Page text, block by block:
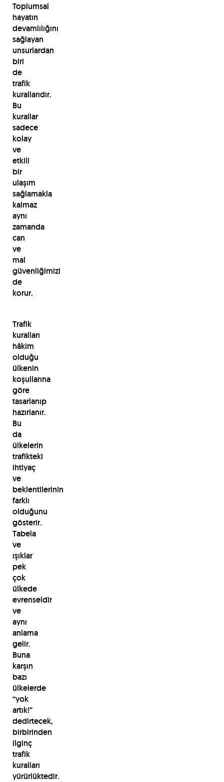
Toplumsal
hayatın
devamlılığını
sağlayan
unsurlardan
biri
de
trafik
kurallarıdır.
Bu
kurallar
sadece
kolay
ve
etkili
bir
ulaşım
sağlamakla
kalmaz
aynı
zamanda
can
ve
mal
güvenliğimizi
de
korur.
Trafik
kuralları
hâkim
olduğu
ülkenin
koşullarına
göre
tasarlanıp
hazırlanır.
Bu
da
ülkelerin
trafikteki
ihtiyaç
ve
beklentilerinin
farklı
olduğunu
gösterir.
Tabela
ve
ışıklar
pek
çok
ülkede
evrenseldir
ve
aynı
anlama
gelir.
Buna
karşın
bazı
ülkelerde
“yok
artık!”
dedirtecek,
birbirinden
ilginç
trafik
kuralları
yürürlüktedir.